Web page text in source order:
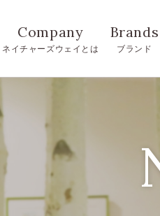
Company
ネイチャーズウェイとは
Brands
ブランド